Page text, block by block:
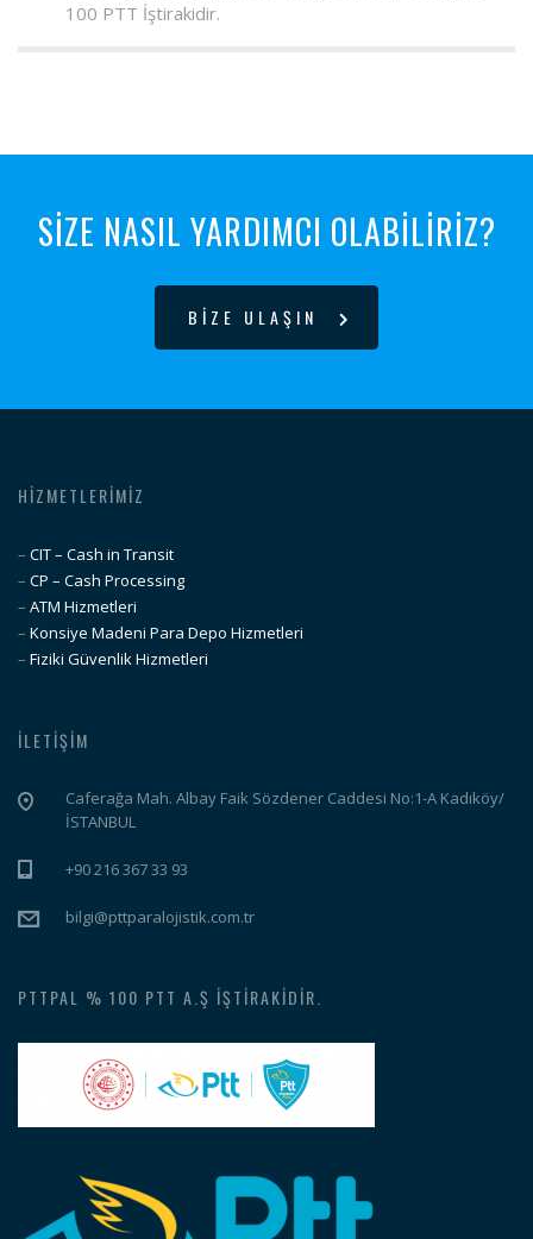
100 PTT İştirakidir.
SİZE NASIL YARDIMCI OLABİLİRİZ?
BİZE ULAŞIN
HIZMETLERIMIZ
– CIT – Cash in Transit
– CP – Cash Processing
– ATM Hizmetleri
– Konsiye Madeni Para Depo Hizmetleri
– Fiziki Güvenlik Hizmetleri
İLETIŞIM
Caferağa Mah. Albay Faik Sözdener Caddesi No:1-A Kadıköy/
İSTANBUL
+90 216 367 33 93
bilgi@pttparalojistik.com.tr
PTTPAL % 100 PTT A.Ş İŞTIRAKIDIR.